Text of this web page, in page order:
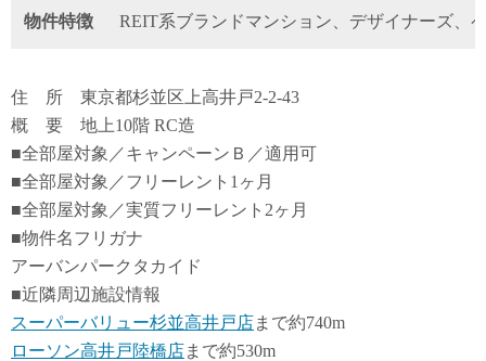
物件特徴 REIT系ブランドマンション、デザイナーズ、
住 所 東京都杉並区上高井戸2-2-43
概 要 地上10階 RC造
■全部屋対象／キャンペーンＢ／適用可
■全部屋対象／フリーレント1ヶ月
■全部屋対象／実質フリーレント2ヶ月
■物件名フリガナ
アーバンパークタカイド
■近隣周辺施設情報
スーパーバリュー杉並高井戸店まで約740m
ローソン高井戸陸橋店まで約530m